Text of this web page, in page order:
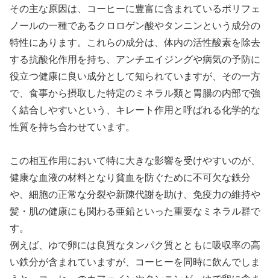
その主な原因は、コーヒーに豊富に含まれているポリフェ
ノールの一種であるクロロゲン酸やタンニンという成分の
特性にあります。これらの成分は、体内の活性酸素を除去
する抗酸化作用を持ち、アンチエイジングや病気の予防に
役立つ健康に良い成分として知られていますが、その一方
で、食事から摂取した特定のミネラル類と胃腸の内部で強
く結合しやすいという、キレート作用と呼ばれる化学的な
性質を持ち合わせています。
この相互作用において特に大きな影響を受けやすいのが、
健康な血液の材料となり貧血を防ぐために不可欠な鉄分
や、細胞の正常な分裂や新陳代謝を助け、免疫力の維持や
髪・肌の健康にも関わる亜鉛といった重要なミネラル群で
す。
例えば、ゆで卵には良質なタンパク質とともに吸収率の高
い鉄分が含まれていますが、コーヒーを同時に飲んでしま